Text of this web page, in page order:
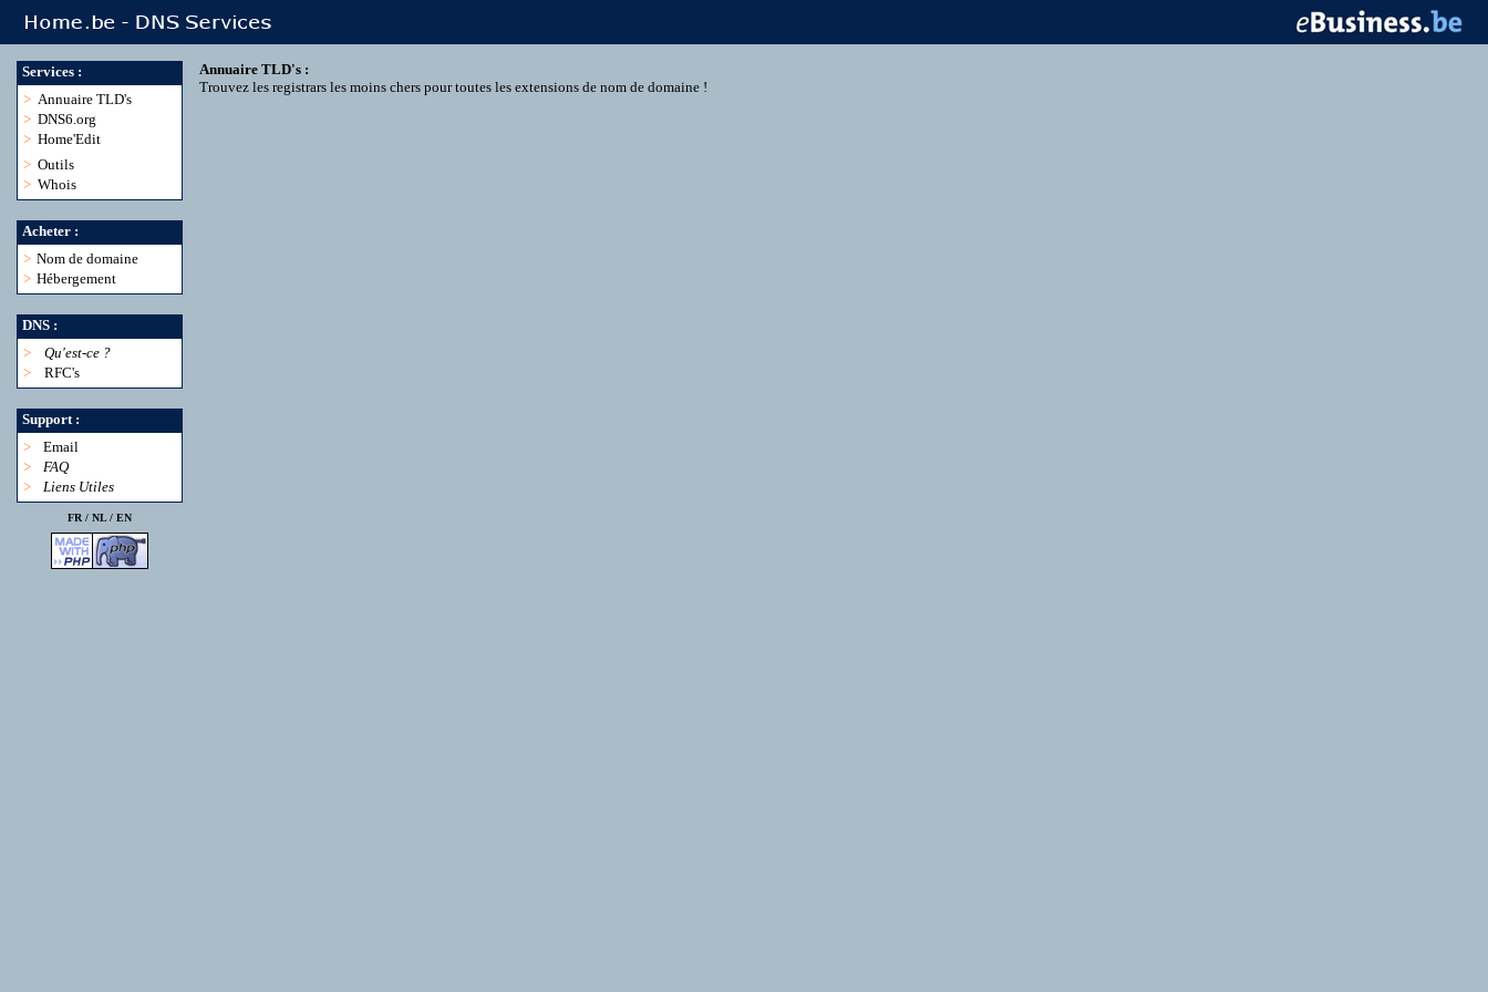
Services :
> Annuaire TLD's
> DNS6.org
> Home'Edit
> Outils
> Whois
Acheter :
> Nom de domaine
> Hébergement
DNS :
>
Qu'est-ce ?
>
RFC's
Support :
>
Email
>
FAQ
>
Liens Utiles
FR / NL/ EN
Annuaire TLD's :
Trouvez les registrars les moins chers pour toutes les extensions de nom de domaine !